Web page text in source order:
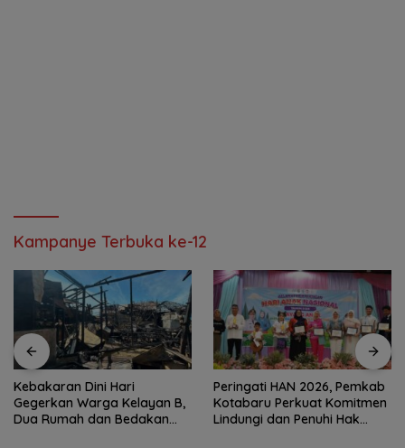
Kampanye Terbuka ke-12
Kebakaran Dini Hari
Gegerkan Warga Kelayan B,
Dua Rumah dan Bedakan
Peringati HAN 2026, Pemkab
Kotabaru Perkuat Komitmen
Lindungi dan Penuhi Hak